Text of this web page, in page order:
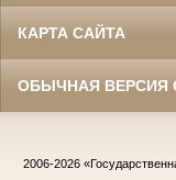
КАРТА САЙТА
ОБЫЧНАЯ ВЕРСИЯ
2006-2026